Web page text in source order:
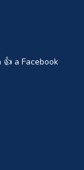
👍 a Facebook